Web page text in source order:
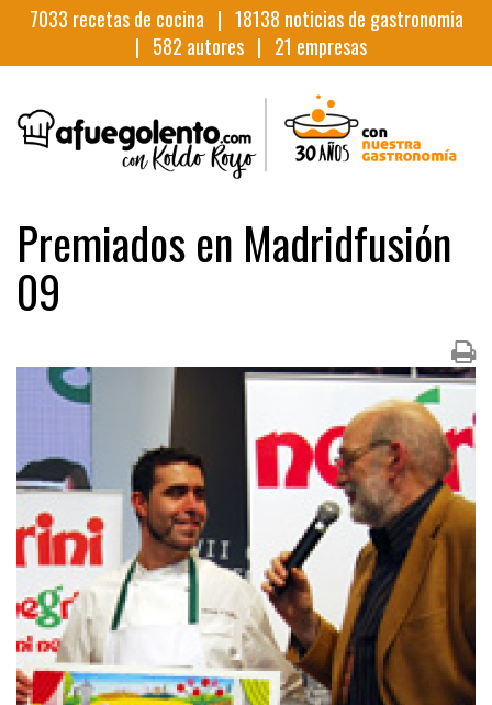
7033 recetas de cocina | 18138 noticias de gastronomia
| 582 autores | 21 empresas
Premiados en Madridfusión
09